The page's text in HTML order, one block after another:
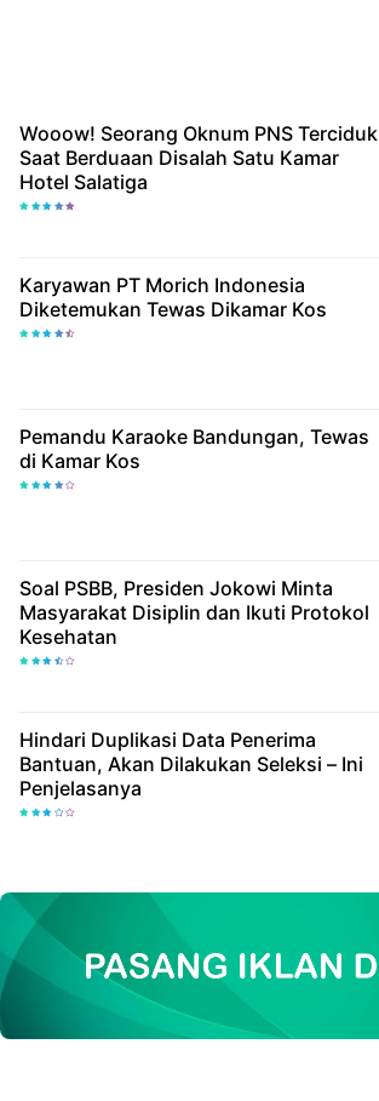
Wooow! Seorang Oknum PNS Terciduk
Saat Berduaan Disalah Satu Kamar
Hotel Salatiga
Karyawan PT Morich Indonesia
Diketemukan Tewas Dikamar Kos
Pemandu Karaoke Bandungan, Tewas
di Kamar Kos
Soal PSBB, Presiden Jokowi Minta
Masyarakat Disiplin dan Ikuti Protokol
Kesehatan
Hindari Duplikasi Data Penerima
Bantuan, Akan Dilakukan Seleksi – Ini
Penjelasanya